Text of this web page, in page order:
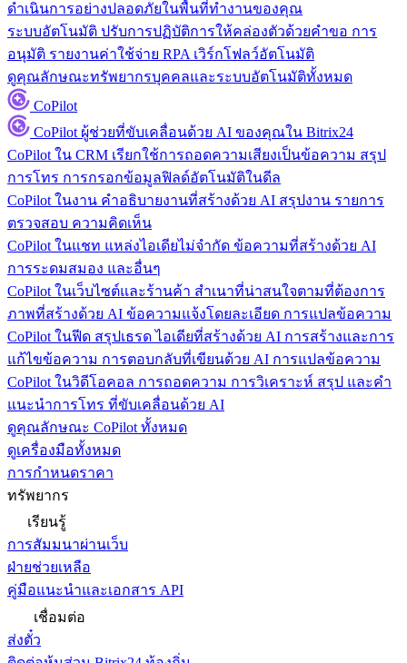
ดำเนินการอย่างปลอดภัยในพื้นที่ทำงานของคุณ
ระบบอัตโนมัติ ปรับการปฏิบัติการให้คล่องตัวด้วยคำขอ การ
อนุมัติ รายงานค่าใช้จ่าย RPA เวิร์กโฟลว์อัตโนมัติ
ดูคุณลักษณะทรัพยากรบุคคลและระบบอัตโนมัติทั้งหมด
CoPilot
CoPilot ผู้ช่วยที่ขับเคลื่อนด้วย AI ของคุณใน Bitrix24
CoPilot ใน CRM เรียกใช้การถอดความเสียงเป็นข้อความ สรุป
การโทร การกรอกข้อมูลฟิลด์อัตโนมัติในดีล
CoPilot ในงาน คำอธิบายงานที่สร้างด้วย AI สรุปงาน รายการ
ตรวจสอบ ความคิดเห็น
CoPilot ในแชท แหล่งไอเดียไม่จำกัด ข้อความที่สร้างด้วย AI
การระดมสมอง และอื่นๆ
CoPilot ในเว็บไซต์และร้านค้า สำเนาที่น่าสนใจตามที่ต้องการ
ภาพที่สร้างด้วย AI ข้อความแจ้งโดยละเอียด การแปลข้อความ
CoPilot ในฟีด สรุปเธรด ไอเดียที่สร้างด้วย AI การสร้างและการ
แก้ไขข้อความ การตอบกลับที่เขียนด้วย AI การแปลข้อความ
CoPilot ในวิดีโอคอล การถอดความ การวิเคราะห์ สรุป และคำ
แนะนำการโทร ที่ขับเคลื่อนด้วย AI
ดูคุณลักษณะ CoPilot ทั้งหมด
ดูเครื่องมือทั้งหมด
การกำหนดราคา
ทรัพยากร
เรียนรู้
การสัมมนาผ่านเว็บ
ฝ่ายช่วยเหลือ
คู่มือแนะนำและเอกสาร API
เชื่อมต่อ
ส่งตั๋ว